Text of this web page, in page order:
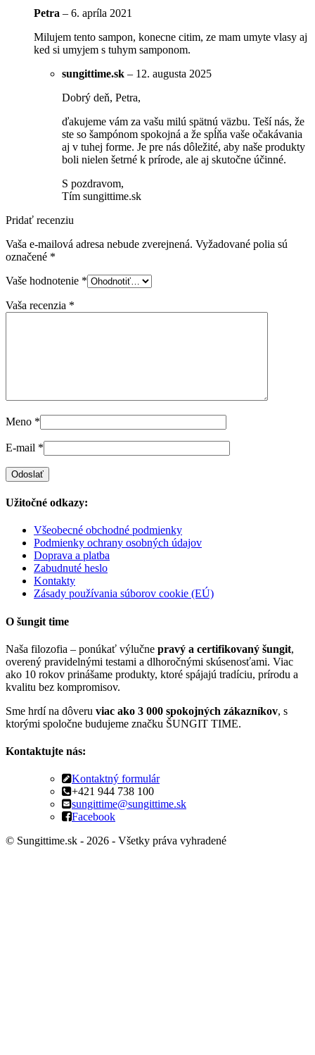
Petra – 6. apríla 2021
Milujem tento sampon, konecne citim, ze mam umyte vlasy aj
ked si umyjem s tuhym samponom.
sungittime.sk – 12. augusta 2025
Dobrý deň, Petra,
ďakujeme vám za vašu milú spätnú väzbu. Teší nás, že
ste so šampónom spokojná a že spĺňa vaše očakávania
aj v tuhej forme. Je pre nás dôležité, aby naše produkty
boli nielen šetrné k prírode, ale aj skutočne účinné.
S pozdravom,
Tím sungittime.sk
Pridať recenziu
Vaša e-mailová adresa nebude zverejnená. Vyžadované polia sú
označené *
Vaše hodnotenie *
Vaša recenzia *
Meno *
E-mail *
Užitočné odkazy:
Všeobecné obchodné podmienky
Podmienky ochrany osobných údajov
Doprava a platba
Zabudnuté heslo
Kontakty
Zásady používania súborov cookie (EÚ)
O šungit time
Naša filozofia – ponúkať výlučne pravý a certifikovaný šungit,
overený pravidelnými testami a dlhoročnými skúsenosťami. Viac
ako 10 rokov prinášame produkty, ktoré spájajú tradíciu, prírodu a
kvalitu bez kompromisov.
Sme hrdí na dôveru viac ako 3 000 spokojných zákazníkov, s
ktorými spoločne budujeme značku ŠUNGIT TIME.
Kontaktujte nás:
Kontaktný formulár
+421 944 738 100
sungittime@sungittime.sk
Facebook
© Sungittime.sk - 2026 - Všetky práva vyhradené